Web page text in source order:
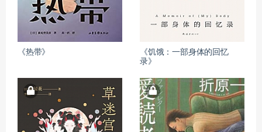
《热带》
《饥饿：一部身体的回忆
录》